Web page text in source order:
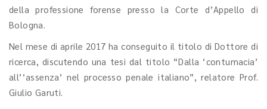
della professione forense presso la Corte d’Appello di
Bologna.
Nel mese di aprile 2017 ha conseguito il titolo di Dottore di
ricerca, discutendo una tesi dal titolo “Dalla ‘contumacia’
all’‘assenza’ nel processo penale italiano”, relatore Prof.
Giulio Garuti.